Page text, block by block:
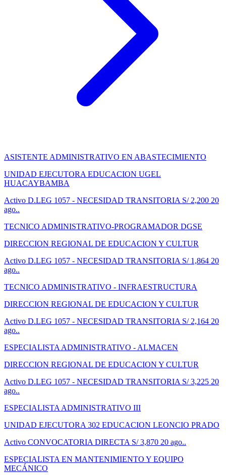
ASISTENTE ADMINISTRATIVO EN ABASTECIMIENTO
UNIDAD EJECUTORA EDUCACION UGEL
HUACAYBAMBA
Activo D.LEG 1057 - NECESIDAD TRANSITORIA S/ 2,200 20
ago..
TECNICO ADMINISTRATIVO-PROGRAMADOR DGSE
DIRECCION REGIONAL DE EDUCACION Y CULTUR
Activo D.LEG 1057 - NECESIDAD TRANSITORIA S/ 1,864 20
ago..
TECNICO ADMINISTRATIVO - INFRAESTRUCTURA
DIRECCION REGIONAL DE EDUCACION Y CULTUR
Activo D.LEG 1057 - NECESIDAD TRANSITORIA S/ 2,164 20
ago..
ESPECIALISTA ADMINISTRATIVO - ALMACEN
DIRECCION REGIONAL DE EDUCACION Y CULTUR
Activo D.LEG 1057 - NECESIDAD TRANSITORIA S/ 3,225 20
ago..
ESPECIALISTA ADMINISTRATIVO III
UNIDAD EJECUTORA 302 EDUCACION LEONCIO PRADO
Activo CONVOCATORIA DIRECTA S/ 3,870 20 ago..
ESPECIALISTA EN MANTENIMIENTO Y EQUIPO
MECÁNICO